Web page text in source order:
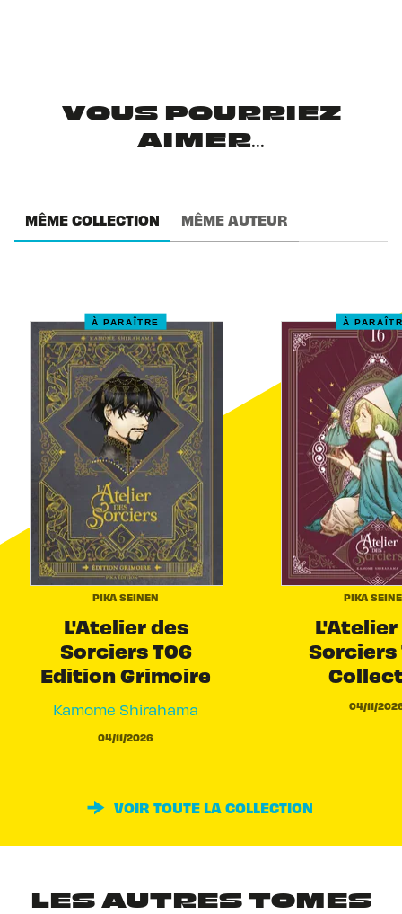
VOUS POURRIEZ
AIMER...
MÊME COLLECTION MÊME AUTEUR
À PARAÎTRE
PIKA SEINEN
L'Atelier des
Sorciers T06
Edition Grimoire
Kamome Shirahama
04/11/2026
À
PIKA
L'Atelier
Sorciers
04/11/
VOIR TOUTE LA COLLECTION
LES AUTRES TOMES